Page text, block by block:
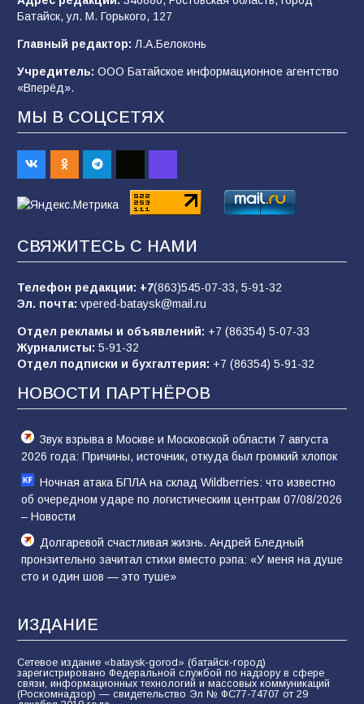
В Батайске продолжаются дорожные работы
98 04.08.2026
Будет ли мобилизация в России в 2026 году
после выборов: в Госдуме дали ответ
заявления о мобилизации — это
пропагандистский вброс
85 01.08.2026
«Слухами Москву не возьмёшь»: почему
заявления Киева о мобилизации — это
отчаяние, а не разведка
81 02.08.2026
Батайск, ул. М. Горького, 127
Главный редактор: Л.А.Белоконь
Учредитель: ООО Батайское информационное агентство
«Вперёд».
МЫ В СОЦСЕТЯХ
СВЯЖИТЕСЬ С НАМИ
Телефон редакции: +7(863)545-07-33, 5-91-32
Эл. почта: vpered-bataysk@mail.ru
Отдел рекламы и объявлений: +7 (86354) 5-07-33
Журналисты: 5-91-32
Отдел подписки и бухгалтерия: +7 (86354) 5-91-32
НОВОСТИ ПАРТНЁРОВ
Звук взрыва в Москве и Московской области 7 августа
2026 года: Причины, источник, откуда был громкий хлопок
Ночная атака БПЛА на склад Wildberries: что известно
об очередном ударе по логистическим центрам 07/08/2026
– Новости
Долгаревой счастливая жизнь. Андрей Бледный
пронзительно зачитал стихи вместо рэпа: «У меня на душе
сто и один шов — это туше»
ИЗДАНИЕ
Сетевое издание «bataysk-gorod» (батайск-город)
зарегистрировано Федеральной службой по надзору в сфере
связи, информационных технологий и массовых коммуникаций
(Роскомнадзор) — свидетельство Эл № ФС77-74707 от 29